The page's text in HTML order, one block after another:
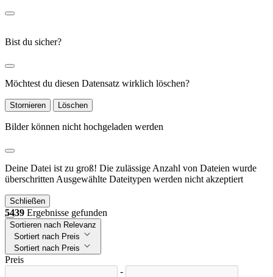
Bist du sicher?
Möchtest du diesen Datensatz wirklich löschen?
Stornieren Löschen
Bilder können nicht hochgeladen werden
Deine Datei ist zu groß! Die zulässige Anzahl von Dateien wurde
überschritten Ausgewählte Dateitypen werden nicht akzeptiert
Schließen
5439 Ergebnisse gefunden
Sortieren nach Relevanz
Sortiert nach Preis
Sortiert nach Preis
Preis
-